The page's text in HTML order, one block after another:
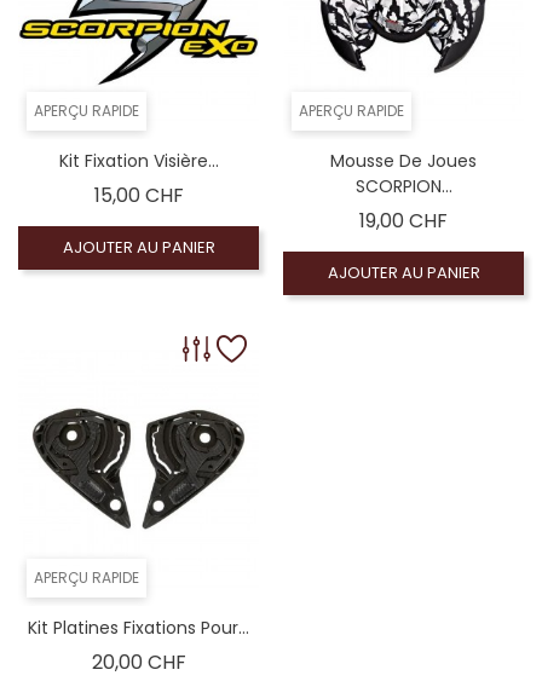
APERÇU RAPIDE
Kit Fixation Visière...
15,00 CHFPrix
AJOUTER AU PANIER
APERÇU RAPIDE
Mousse De Joues
SCORPION...
19,00 CHF
AJOUTER AU PANIER
APERÇU RAPIDE
Kit Platines Fixations Pour...
20,00 CHFPrix